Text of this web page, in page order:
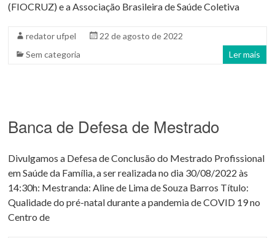
(FIOCRUZ) e a Associação Brasileira de Saúde Coletiva
redator ufpel
22 de agosto de 2022
Sem categoria
Ler mais
Banca de Defesa de Mestrado
Divulgamos a Defesa de Conclusão do Mestrado Profissional
em Saúde da Família, a ser realizada no dia 30/08/2022 às
14:30h: Mestranda: Aline de Lima de Souza Barros Título:
Qualidade do pré-natal durante a pandemia de COVID 19 no
Centro de